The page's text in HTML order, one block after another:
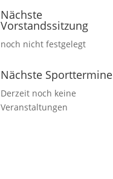
Nächste
Vorstandssitzung
noch nicht festgelegt
Nächste Sporttermine
Derzeit noch keine
Veranstaltungen